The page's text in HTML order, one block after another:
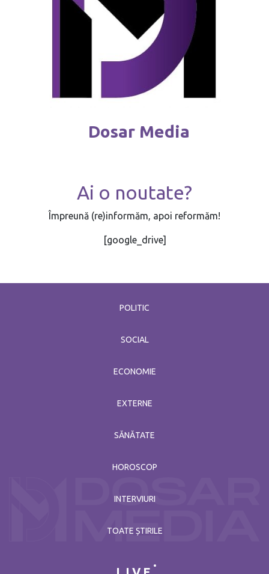
Dosar Media
Ai o noutate?
Împreună (re)informăm, apoi reformăm!
[google_drive]
POLITIC
SOCIAL
ECONOMIE
EXTERNE
SĂNĂTATE
HOROSCOP
INTERVIURI
TOATE ȘTIRILE